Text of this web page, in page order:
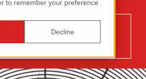
to remember your preference
Decline
32 32
direct naar onze product